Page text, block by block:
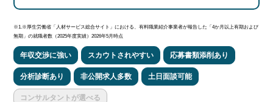
※1.※厚生労働省「人材サービス総合サイト」における、有料職業紹介事業者が報告した「4か月以上有期および
無期」の就職者数（2025年度実績）2026年5月時点
年収交渉に強い スカウトされやすい 応募書類添削あり
分析診断あり 非公開求人多数 土日面談可能
コンサルタントが選べる